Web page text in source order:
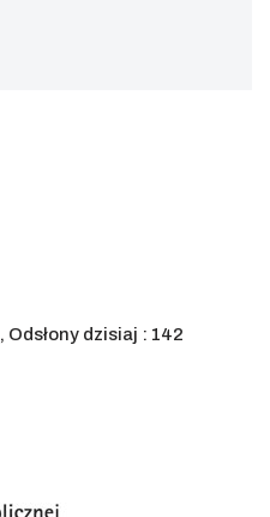
, Odsłony dzisiaj : 142